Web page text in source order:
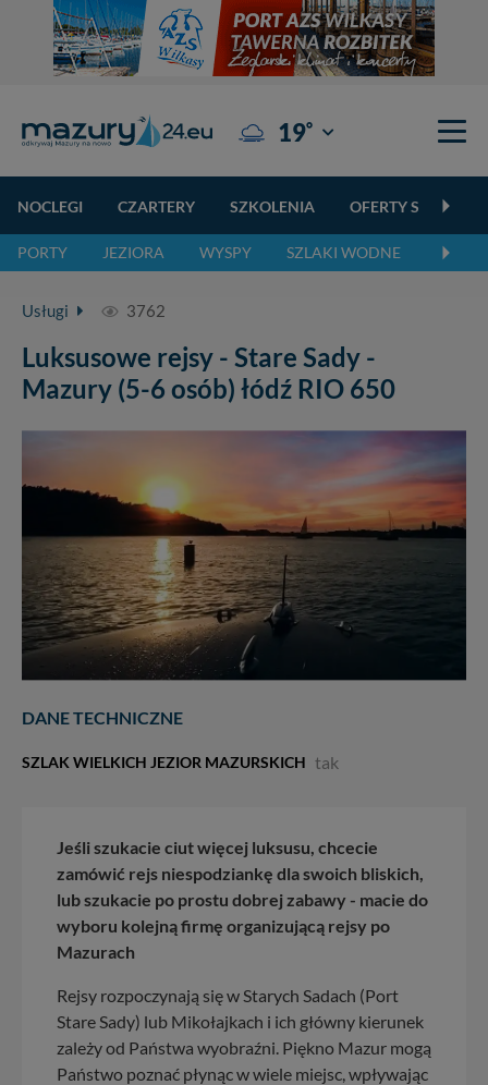
19° Giżycko
NOCLEGI CZARTERY SZKOLENIA OFERTY
PORTY JEZIORA WYSPY SZLAKI WODNE
Usługi 3762
Luksusowe rejsy - Stare Sady -
Mazury (5-6 osób) łódź RIO 650
DANE TECHNICZNE
SZLAK WIELKICH JEZIOR MAZURSKICH tak
Jeśli szukacie ciut więcej luksusu, chcecie
zamówić rejs niespodziankę dla swoich bliskich,
lub szukacie po prostu dobrej zabawy - macie do
wyboru kolejną firmę organizującą rejsy po
Mazurach
Rejsy rozpoczynają się w Starych Sadach (Port
Stare Sady) lub Mikołajkach i ich główny kierunek
zależy od Państwa wyobraźni. Piękno Mazur mogą
Państwo poznać płynąc w wiele miejsc, wpływając